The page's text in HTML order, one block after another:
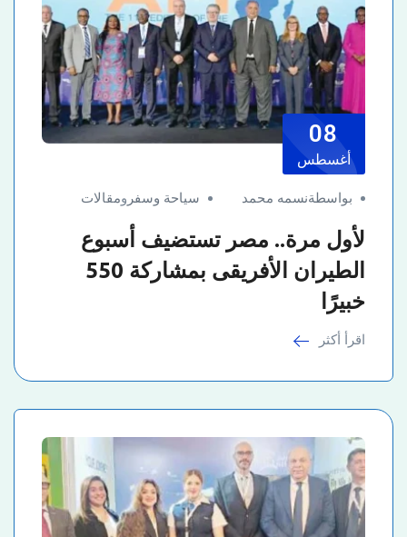
08
أغسطس
بواسطةنسمه محمد سياحة وسفر ومقالات
لأول مرة.. مصر تستضيف أسبوع
الطيران الأفريقى بمشاركة 550
خبيرًا
اقرأ أكثر